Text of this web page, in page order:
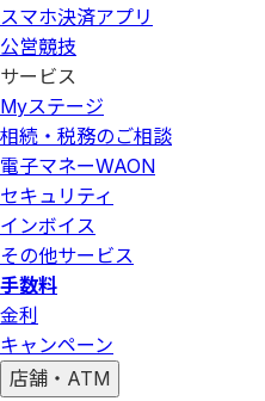
スマホ決済アプリ
公営競技
サービス
Myステージ
相続・税務のご相談
電子マネーWAON
セキュリティ
インボイス
その他サービス
手数料
金利
キャンペーン
店舗・ATM